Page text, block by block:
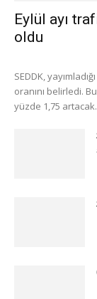
Eylül ayı
oldu
SEDDK,
oranını belirledi.
yüzde 1,75 artacak.